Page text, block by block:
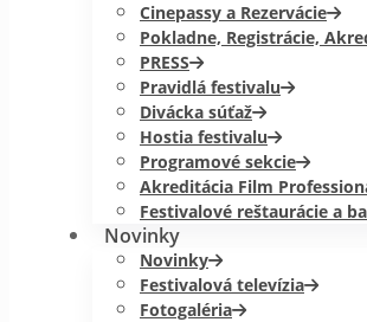
Cinepassy a Rezervácie
Pokladne, Registrácie,
PRESS
Pravidlá festivalu
Divácka súťaž
Hostia festivalu
Programové sekcie
Akreditácia Film
Festivalové reštaurácie a
Novinky
Novinky
Festivalová televízia
Fotogaléria